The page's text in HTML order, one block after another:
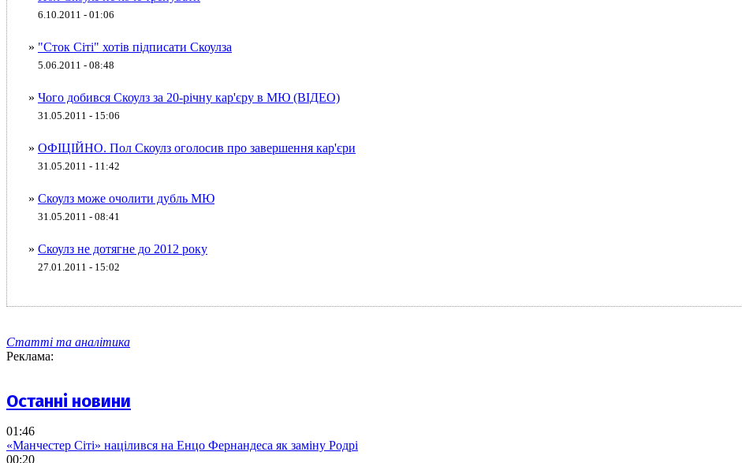
6.10.2011 - 01:06
» "Сток Сіті" хотів підписати Скоулза
5.06.2011 - 08:48
» Чого добився Скоулз за 20-річну кар'єру в МЮ (ВІДЕО)
31.05.2011 - 15:06
» ОФІЦІЙНО. Пол Скоулз оголосив про завершення кар'єри
31.05.2011 - 11:42
» Скоулз може очолити дубль МЮ
31.05.2011 - 08:41
» Скоулз не дотягне до 2012 року
27.01.2011 - 15:02
Статті та аналітика
Реклама:
Останні новини
01:46
«Манчестер Сіті» націлився на Енцо Фернандеса як заміну Родрі
00:20